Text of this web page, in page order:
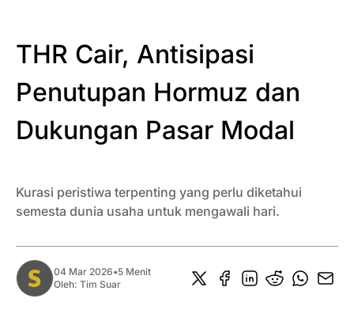
THR Cair, Antisipasi
Penutupan Hormuz dan
Dukungan Pasar Modal
Kurasi peristiwa terpenting yang perlu diketahui
semesta dunia usaha untuk mengawali hari.
04 Mar 2026•5 Menit
Oleh: Tim Suar